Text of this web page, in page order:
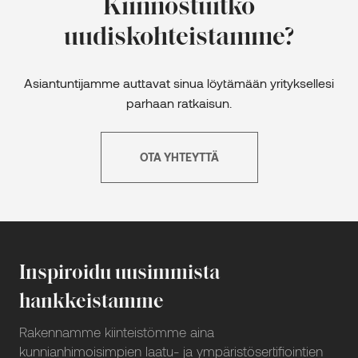
Kiinnostuitko
uudiskohteistamme?
Asiantuntijamme auttavat sinua löytämään yrityksellesi
parhaan ratkaisun.
OTA YHTEYTTÄ
Inspiroidu uusimmista
hankkeistamme
Rakennamme kiinteistömme aina
kunnianhimoisimpien laatu- ja ympäristösertifiointien